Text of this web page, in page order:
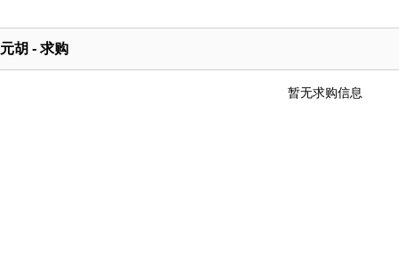
元胡 - 求购
暂无求购信息